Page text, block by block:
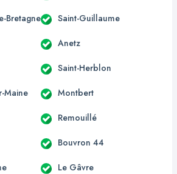
Bretagne Saint-Guillaume
Anetz
Saint-Herblon
Maine Montbert
Remouillé
Bouvron 44
Le Gâvre